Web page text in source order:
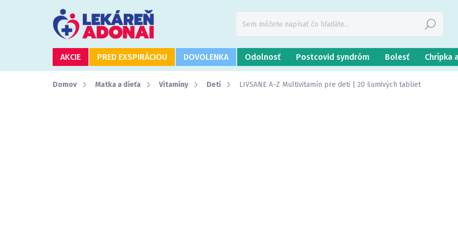
Hľadať
AKCIE PRED EXSPIRÁCIOU DOVOLENKA Odolnosť Postcovid syndróm Bolesť Chrípka
Domov Matka a dieťa Vitamíny Deti LIVSANE A-Z Multivitamín pre deti | 20 šumivých tabliet